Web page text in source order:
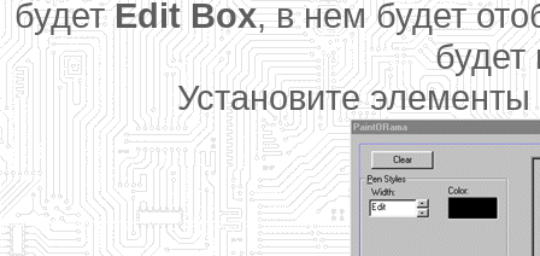
будетEdit Box, в нем будет
Установите